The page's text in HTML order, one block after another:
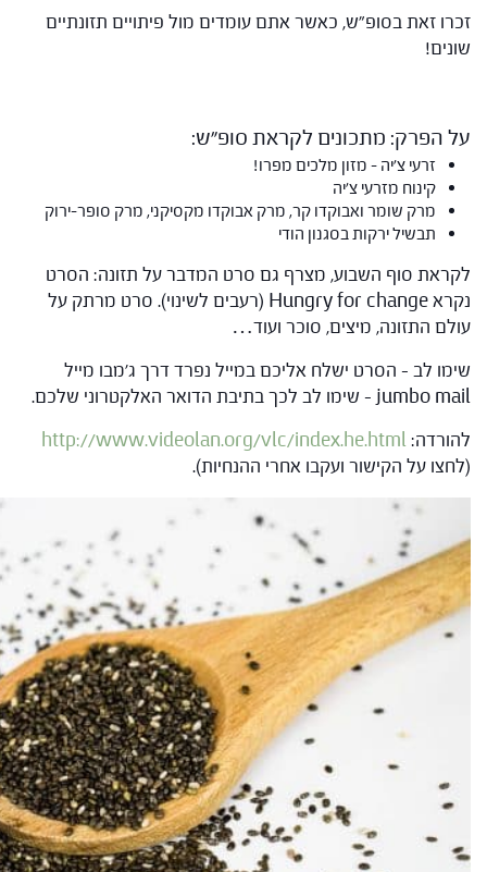
זכרו זאת בסופ"ש, כאשר אתם עומדים מול פיתויים תזונתיים
שונים!
על הפרק: מתכונים לקראת סופ"ש:
זרעי צ'יה – מזון מלכים מפרו!
קינוח מזרעי צ'יה
מרק שומר ואבוקדו קר, מרק אבוקדו מקסיקני, מרק סופר-ירוק
תבשיל ירקות בסגנון הודי
לקראת סוף השבוע, מצרף גם סרט המדבר על תזונה: הסרט
נקרא Hungry for change (רעבים לשינוי). סרט מרתק על
עולם התזונה, מיצים, סוכר ועוד…
שימו לב – הסרט ישלח אליכם במייל נפרד דרך ג'מבו מייל
jumbo mail – שימו לב לכך בתיבת הדואר האלקטרוני שלכם.
להורדה:http://www.videolan.org/vlc/index.he.html
(לחצו על הקישור ועקבו אחרי ההנחיות).